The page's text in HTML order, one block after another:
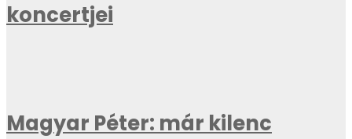
koncertjei
Magyar Péter: már kilenc